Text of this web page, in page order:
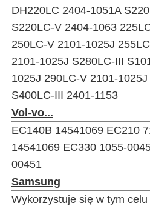
DH220LC 2404-1051A
S220LC-V 2404-1063
250LC-V 2101-1025J
2101-1025J S280LC-III
1025J 290LC-V 2101-
S400LC-III 2401-1153
Vol-vo...
EC140B 14541069 EC210
14541069 EC330 1055-
00451
Samsung
Wykorzystuje się w tym